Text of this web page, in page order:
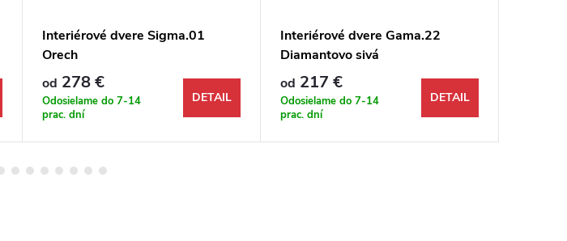
Interiérové dvere Sigma.01
Orech
od 278 €
Odosielame do 7-14
prac. dní
DETAIL
Interiérové dvere Gama.22
Diamantovo sivá
od 217 €
Odosielame do 7-14
prac. dní
DETAIL